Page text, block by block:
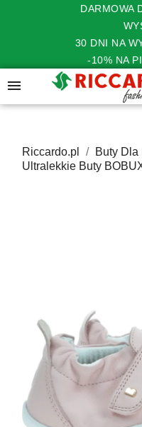
DARMOWA
30 DNI NA
-10% NA

Riccardo.pl Buty Dla
Ultralekkie Buty